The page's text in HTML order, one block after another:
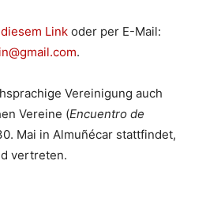
diesem Link oder per E-Mail:
.
Vereinigung auch
Vereine (Encuentro de
Mai in Almuñécar stattfindet,
vertreten.